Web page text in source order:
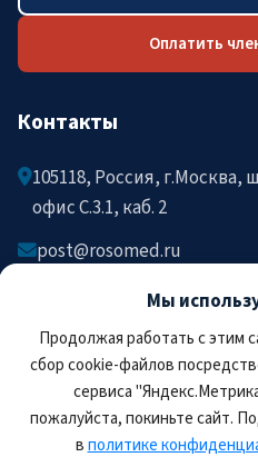
Мы
Продолжая работать с этим
сбор cookie-файлов
сервиса
пожалуйста, покиньте сайт.
вполитике
Оплатить
Контакты
105118, Россия, г.Москва,
офис C.3.1, каб. 2
post@rosomed.ru
+7-903-729-09-87
+7-910-880-36-92